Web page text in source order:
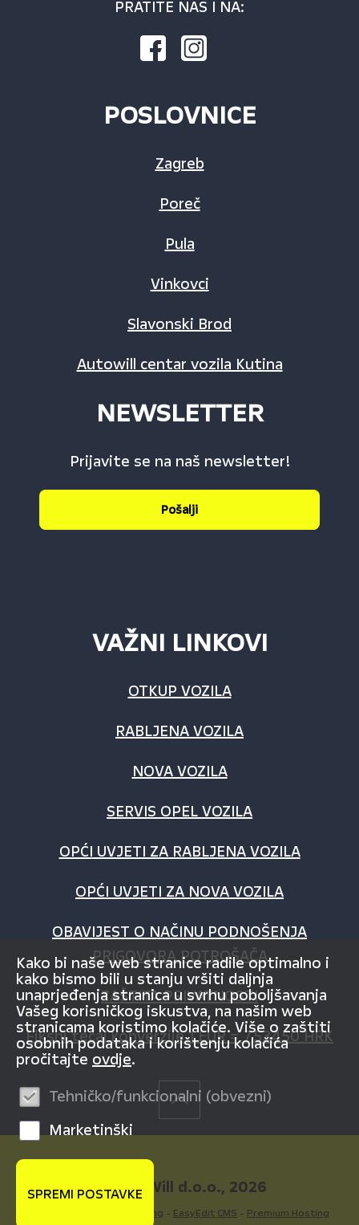
PRATITE NAS I NA:
POSLOVNICE
Zagreb
Poreč
Pula
Vinkovci
Slavonski Brod
Autowill centar vozila Kutina
NEWSLETTER
Prijavite se na naš newsletter!
Pošalji
VAŽNI LINKOVI
OTKUP VOZILA
RABLJENA VOZILA
NOVA VOZILA
SERVIS OPEL VOZILA
OPĆI UVJETI ZA RABLJENA VOZILA
OPĆI UVJETI ZA NOVA VOZILA
OBAVIJEST O NAČINU PODNOŠENJA
PRIGOVORA POTROŠAČA
ZAŠTITA PRIVATNOSTI
Fiksni tečaj konverzije 1 EUR = 7,53450 HRK
© AutoWill d.o.o., 2026
Powered by WEB Marketing - EasyEdit CMS - Premium Hosting
Kako bi naše web stranice radile optimalno i
kako bismo bili u stanju vršiti daljnja
unaprjeđenja stranica u svrhu poboljšavanja
Vašeg korisničkog iskustva, na našim web
stranicama koristimo kolačiće. Više o zaštiti
osobnih podataka i korištenju kolačića
pročitajte ovdje.
Tehničko/funkcionalni (obvezni)
Marketinški
SPREMI POSTAVKE